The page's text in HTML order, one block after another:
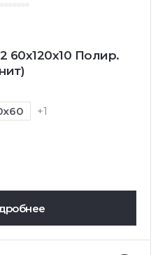
60x120x10 Полир.
+1